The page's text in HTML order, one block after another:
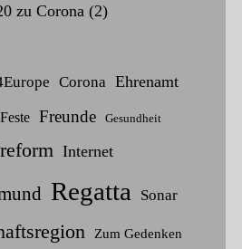
zu Corona (2)
Corona Ehrenamt
Feste Freunde Gesundheit
Internet
Regatta Sonar
Zum Gedenken